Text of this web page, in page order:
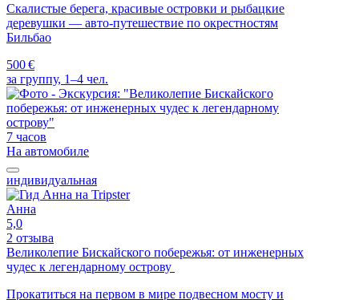
Скалистые берега, красивые островки и рыбацкие
деревушки — авто-путешествие по окрестностям
Бильбао
500 €
за группу, 1–4 чел.
7 часов
На автомобиле
индивидуальная
Анна
5,0
2 отзыва
Великолепие Бискайского побережья: от инженерных
чудес к легендарному острову
Прокатиться на первом в мире подвесном мосту и